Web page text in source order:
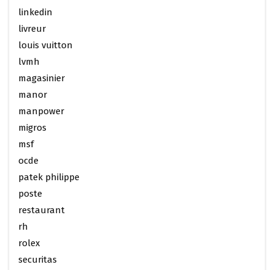
linkedin
livreur
louis vuitton
lvmh
magasinier
manor
manpower
migros
msf
ocde
patek philippe
poste
restaurant
rh
rolex
securitas